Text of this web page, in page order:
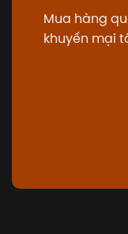
Mua hàng
khuyến mại